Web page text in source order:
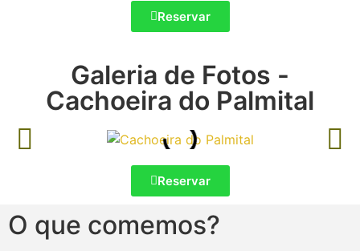
Reservar
Galeria de Fotos -
Cachoeira do Palmital
Reservar
O que comemos?